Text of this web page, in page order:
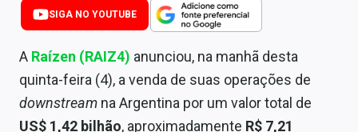
Central dos IPOs
Renda Fixa
Finanças Pessoais
Mercados
SIGA NO YOUTUBE
A Raízen (RAIZ4) anunciou, na manhã desta
quinta-feira (4), a venda de suas operações de
downstream na Argentina por um valor total de
US$ 1,42 bilhão, aproximadamente R$ 7,21